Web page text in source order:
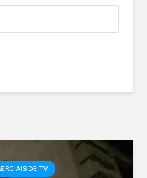
DE TV